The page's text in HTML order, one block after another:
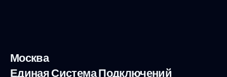
Москва
Единая Система Подключений